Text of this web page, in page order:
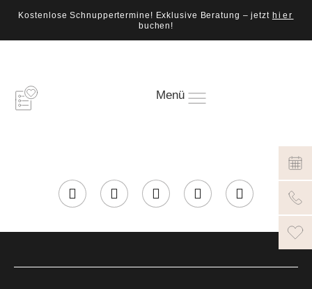
Kostenlose Schnuppertermine! Exklusive Beratung – jetzt hier
buchen!
Menü